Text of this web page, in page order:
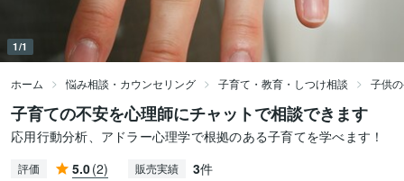
1/1
ホーム 悩み相談・カウンセリング 子育て・教育・しつけ相談 子供
子育ての不安を心理師にチャットで相談できます
応用行動分析、アドラー心理学で根拠のある子育てを学べます！
評価 5.0(2) 販売実績 3件